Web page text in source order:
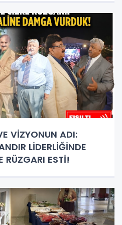
VİZYONUN ADI:
LİDERLİĞİNDE
RÜZGARI ESTİ!